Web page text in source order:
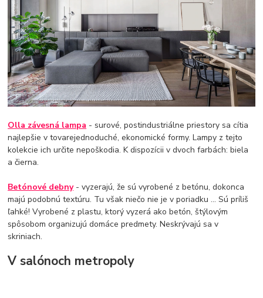
Olla závesná lampa - surové, postindustriálne priestory sa cítia
najlepšie v tovarejednoduché, ekonomické formy. Lampy z tejto
kolekcie ich určite nepoškodia. K dispozícii v dvoch farbách: biela
a čierna.
Betónové debny- vyzerajú, že sú vyrobené z betónu, dokonca
majú podobnú textúru. Tu však niečo nie je v poriadku ... Sú príliš
ľahké! Vyrobené z plastu, ktorý vyzerá ako betón, štýlovým
spôsobom organizujú domáce predmety. Neskrývajú sa v
skriniach.
V salónoch metropoly